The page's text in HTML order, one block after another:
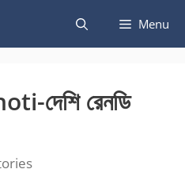
Menu
দেশি রেনডি